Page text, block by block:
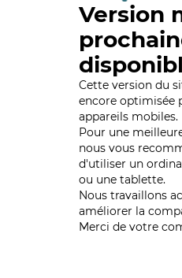
Version
Cette version du
encore optimisée
appareils mobiles.
Pour une
nous vous
d'utiliser un
ou une tablette.
Nous travaillons
améliorer la
Merci de votre